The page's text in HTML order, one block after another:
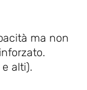
ma non
alti).